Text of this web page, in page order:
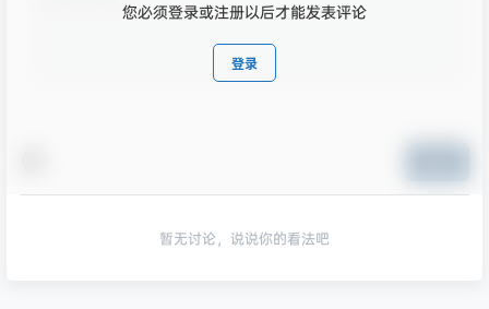
您必须登录或注册以后才能发表评论
登录
暂无讨论，说说你的看法吧